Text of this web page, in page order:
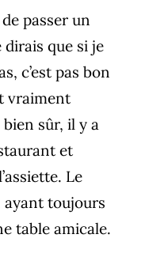
passer un
que si je
c’est pas bon
vraiment
sûr, il y a
et
Le
ayant toujours
table amicale.